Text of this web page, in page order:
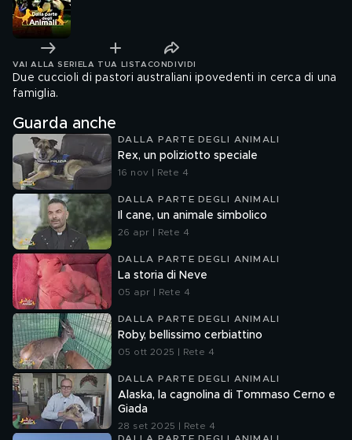
VAI ALLA SERIE LA TUA LISTA CONDIVIDI
Due cuccioli di pastori australiani ipovedenti in cerca di una
famiglia.
Guarda anche
DALLA PARTE DEGLI ANIMALI
Rex, un poliziotto speciale
16 nov | Rete 4
DALLA PARTE DEGLI ANIMALI
Il cane, un animale simbolico
26 apr | Rete 4
DALLA PARTE DEGLI ANIMALI
La storia di Neve
05 apr | Rete 4
DALLA PARTE DEGLI ANIMALI
Roby, bellissimo cerbiattino
05 ott 2025 | Rete 4
DALLA PARTE DEGLI ANIMALI
Alaska, la cagnolina di Tommaso Cerno e
Giada
28 set 2025 | Rete 4